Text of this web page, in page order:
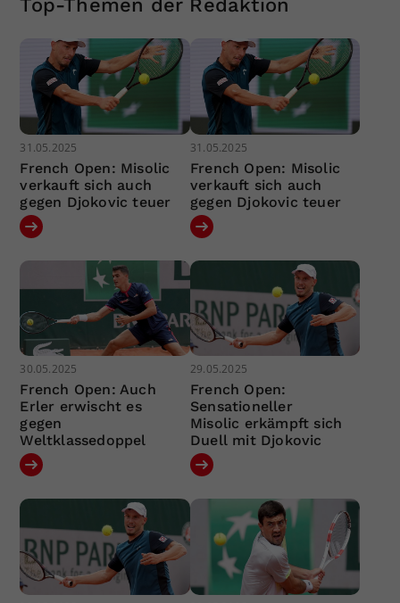
Top-Themen der Redaktion
31.05.2025
French Open: Misolic
verkauft sich auch
gegen Djokovic teuer
31.05.2025
French Open: Misolic
verkauft sich auch
gegen Djokovic teuer
30.05.2025
French Open: Auch
Erler erwischt es
gegen
Weltklassedoppel
29.05.2025
French Open:
Sensationeller
Misolic erkämpft sich
Duell mit Djokovic